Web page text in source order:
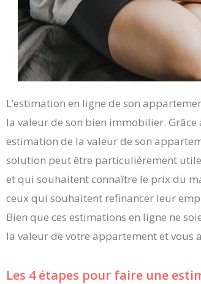
L’estimation en ligne de son
la valeur de son bien immobilier.
estimation de la valeur de son
solution peut être particulièrement
et qui souhaitent connaître le prix du
ceux qui souhaitent refinancer leur
Bien que ces estimations en ligne ne
la valeur de votre appartement et vous
Les 4 étapes pour faire une